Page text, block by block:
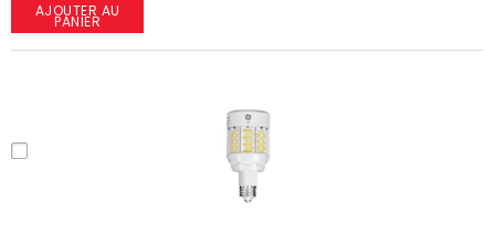
AJOUTER AU
PANIER